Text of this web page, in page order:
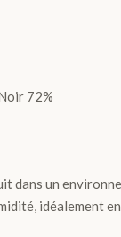
72%
dans un
idéalement